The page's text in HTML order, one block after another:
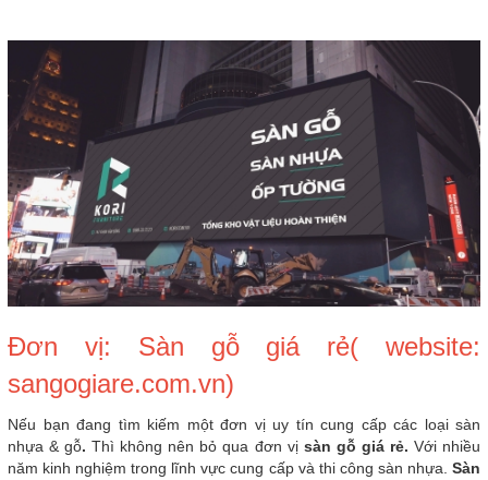
Đơn vị: Sàn gỗ giá rẻ( website:
sangogiare.com.vn)
Nếu bạn đang tìm kiếm một đơn vị uy tín cung cấp các loại sàn
nhựa & gỗ.Thì không nên bỏ qua đơn vị sàn gỗ giá rẻ. Với nhiều
năm kinh nghiệm trong lĩnh vực cung cấp và thi công sàn nhựa. Sàn